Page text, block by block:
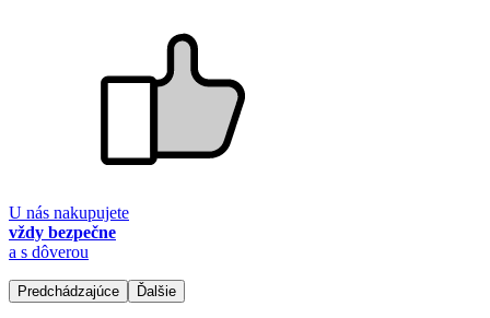
U nás nakupujete
vždy bezpečne
a s dôverou
Predchádzajúce Ďalšie